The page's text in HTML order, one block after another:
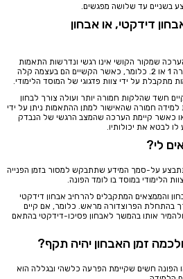
דידקטי, או אבחון
שמקור הקושי אינו רגשי ונדרשות התאמות
שבנוהלי משרד החינוך הן ברמת חומרה 1 או 2. כלומר, כאשר הקשיים הם בעצמה קלה
מתקבלת על ידי צוות פדגוגי של המוסד הלימודי.
חשד שהלקות חמורה יותר ועולה צורך לבחון
3 (כלומר, לקות למידה חמורה שהאישור למתן ההתאמות ניתן על ידי
כאשר קיימת הערכה שהמצב הרגשי של הנבדק
לבטא את יכולותיו.
לי?
על-סמך המידע שתתבקש למסור בזמן הפנייה
הלימודי במוסד בו לומד הפונה.
והממצאים המתקבלים להרחיב אבחון דידקטי
בהתחלת הפרוצדורה מראש. כלומר, אם קיים
אותו בהמשך לאבחון פסיכו-דידקטי בהתאם
זמן האבחון יהיה תקף?
הפונה חשים שקיימת הפרעה כלשהי ובגללה הוא